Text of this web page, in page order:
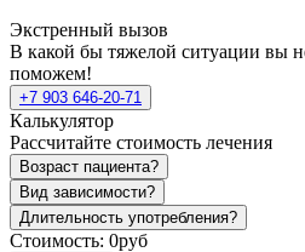
Экстренный вызов
В какой бы тяжелой ситуации вы
поможем!
+7 903 646-20-71
Калькулятор
Рассчитайте стоимость лечения
Возраст пациента?
Вид зависимости?
Длительность употребления?
Стоимость: 0руб